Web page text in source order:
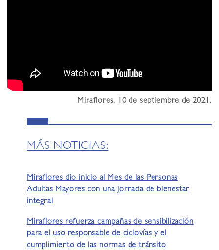
Miraflores, 10 de septiembre de 2021.
MÁS NOTICIAS:
Miraflores dio inicio al Mes de las Personas
Adultas Mayores con una jornada de bienestar
integral
Miraflores refuerza campañas de sensibilización
para el uso responsable de ciclovías y el
cumplimiento de las normas de tránsito